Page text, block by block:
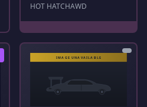
HOT HATCHAWD